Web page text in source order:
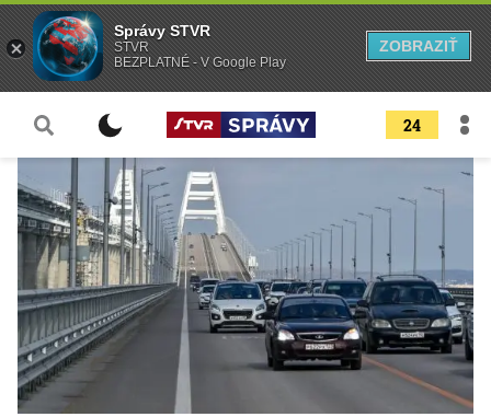
24
Správy STVR
STVR
BEZPLATNÉ - V Google Play
ZOBRAZIŤ